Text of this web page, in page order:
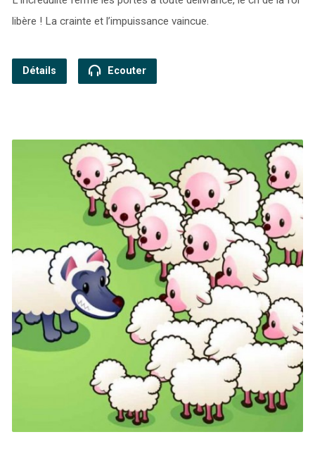
libère ! La crainte et l’impuissance vaincue.
Détails Ecouter